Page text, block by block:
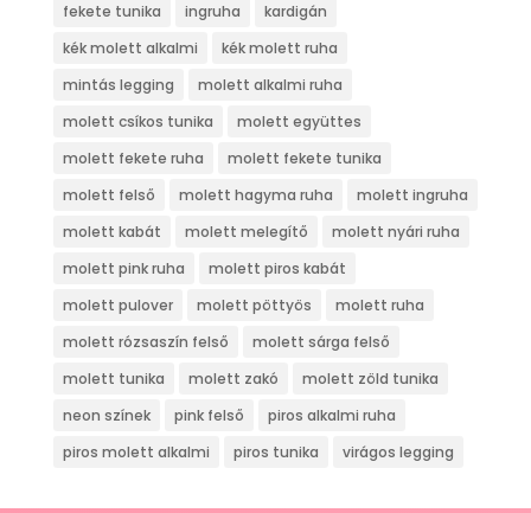
fekete tunika
ingruha
kardigán
kék molett alkalmi
kék molett ruha
mintás legging
molett alkalmi ruha
molett csíkos tunika
molett együttes
molett fekete ruha
molett fekete tunika
molett felső
molett hagyma ruha
molett ingruha
molett kabát
molett melegítő
molett nyári ruha
molett pink ruha
molett piros kabát
molett pulover
molett pöttyös
molett ruha
molett rózsaszín felső
molett sárga felső
molett tunika
molett zakó
molett zöld tunika
neon színek
pink felső
piros alkalmi ruha
piros molett alkalmi
piros tunika virágos legging